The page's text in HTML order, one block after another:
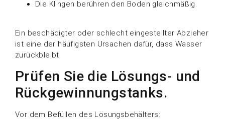
Die Klingen berühren den Boden gleichmäßig.
Ein beschädigter oder schlecht eingestellter Abzieher
ist eine der häufigsten Ursachen dafür, dass Wasser
zurückbleibt.
Prüfen Sie die Lösungs- und
Rückgewinnungstanks.
Vor dem Befüllen des Lösungsbehälters: